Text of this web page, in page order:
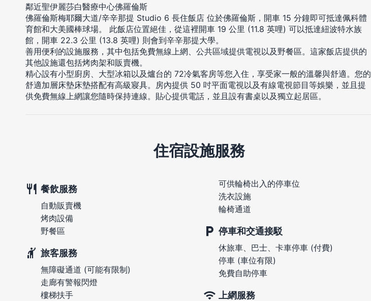
鄰近聖伊麗莎白醫療中心佛羅倫斯
佛羅倫斯梅耶爾大道/辛辛那提 Studio 6 長住飯店 位於佛羅倫斯，開車 15 分鐘即可抵達佩科體
育館和大美國棒球場。 此飯店位置絕佳，從這裡開車 19 公里 (11.8 英哩) 可以抵達紐波特水族
館，開車 22.3 公里 (13.8 英哩) 則會到辛辛那提大學。
善用便利的設施服務，其中包括免費無線上網、公共區域提供電視以及野餐區。這家飯店提供的
其他設施還包括烤肉架和販賣機。
精心設有小型廚房、大型冰箱以及爐台的 72冷氣客房等您入住，享受家一般的溫馨與舒適。您的
舒適加層床墊床墊搭配有高級寢具。房內提供 50 吋平面電視以及有線電視節目等娛樂，並且提
供免費無線上網讓您隨時保持連線。貼心提供電話，並且設有書桌以及獨立起居區。
住宿設施服務
餐飲服務
自動販賣機
烤肉設備
野餐區
旅客服務
無障礙通道 (可能有限制)
走廊有警報閃燈
樓梯扶手
可供輪椅出入的停車位
洗衣設施
輪椅通道
停車和交通接駁
休旅車、巴士、卡車停車 (付費)
停車 (車位有限)
免費自助停車
上網服務